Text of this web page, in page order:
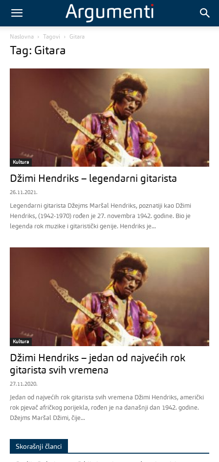
Naslovna Tagovi Gitara
Tag: Gitara
Kultura
Džimi Hendriks – legendarni gitarista
26.11.2021.
Legendarni gitarista Džejms Maršal Hendriks, poznatiji kao Džimi
Hendriks, (1942-1970) rođen je 27. novembra 1942. godine. Bio je
legenda rok muzike i gitaristički genije. Hendriks je...
Kultura
Džimi Hendriks – jedan od najvećih rok
gitarista svih vremena
27.11.2020.
Jedan od najvećih rok gitarista svih vremena Džimi Hendriks, američki
rok pjevač afričkog porijekla, rođen je na današnji dan 1942. godine.
Džejms Maršal Džimi, čije...
Skorašnji članci